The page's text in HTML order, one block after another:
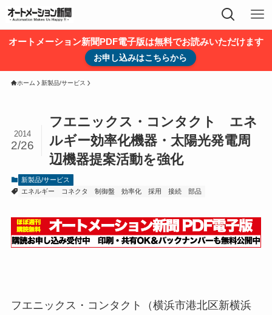
オートメーション新聞PDF電子版は無料でお読みいただけます
お申し込みはこちらから
ホーム 新製品/サービス
フエニックス・コンタクト エネ
ルギー効率化機器・太陽光発電周
辺機器提案活動を強化
2014
2/26
新製品/サービス
エネルギー
コネクタ 制御盤 効率化 採用 接続 部品
フエニックス・コンタクト（横浜市港北区新横浜